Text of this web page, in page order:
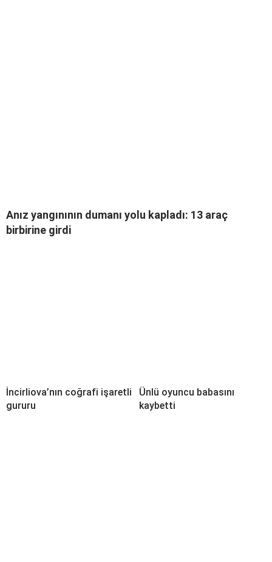
Anız yangınının dumanı yolu kapladı: 13 araç
birbirine girdi
İncirliova’nın coğrafi işaretli
gururu
Ünlü oyuncu babasını
kaybetti